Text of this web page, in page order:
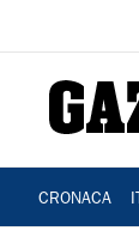
CRONACA